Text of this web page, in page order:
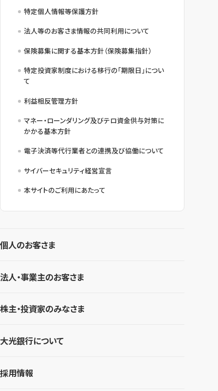
特定個人情報等保護方針
法人等のお客さま情報の共同利用について
保険募集に関する基本方針（保険募集指針）
特定投資家制度における移行の「期限日」につい
て
利益相反管理方針
マネー・ローンダリング及びテロ資金供与対策に
かかる基本方針
電子決済等代行業者との連携及び協働について
サイバーセキュリティ経営宣言
本サイトのご利用にあたって
個人のお客さま
法人・事業主のお客さま
株主・投資家のみなさま
大光銀行について
採用情報